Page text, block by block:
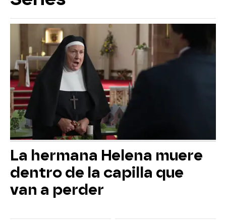
La hermana Helena muere
dentro de la capilla que
van a perder